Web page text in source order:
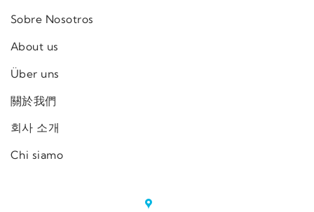
Sobre Nosotros
About us
Über uns
關於我們
회사 소개
Chi siamo